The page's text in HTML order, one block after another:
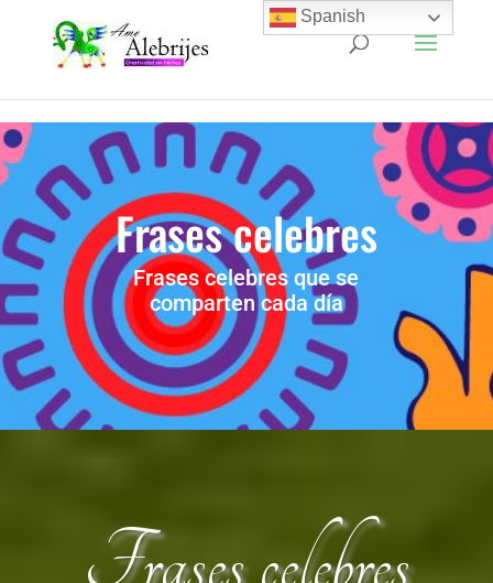
Frases celebres
Frases celebres que se
comparten cada día
Frases celebres
Spanish